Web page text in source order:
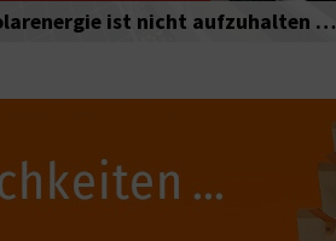
ist nicht aufzuhalten …